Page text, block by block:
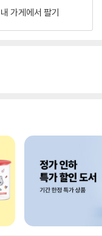
내 가게에서 팔기